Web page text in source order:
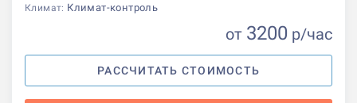
Климат: Климат-контроль
от 3200 р/час
РАССЧИТАТЬ СТОИМОСТЬ